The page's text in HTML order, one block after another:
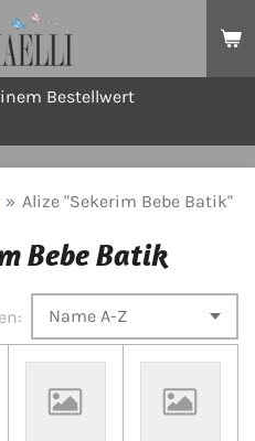
» Alize "Sekerim Bebe Batik"
Bebe Batik